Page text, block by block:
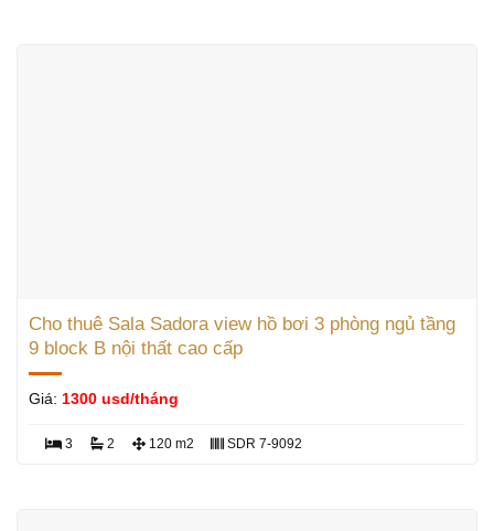
Cho thuê Sala Sadora view hồ bơi 3 phòng ngủ tầng
9 block B nội thất cao cấp
Giá: 1300 usd/tháng
3 2 120 m2 SDR 7-9092